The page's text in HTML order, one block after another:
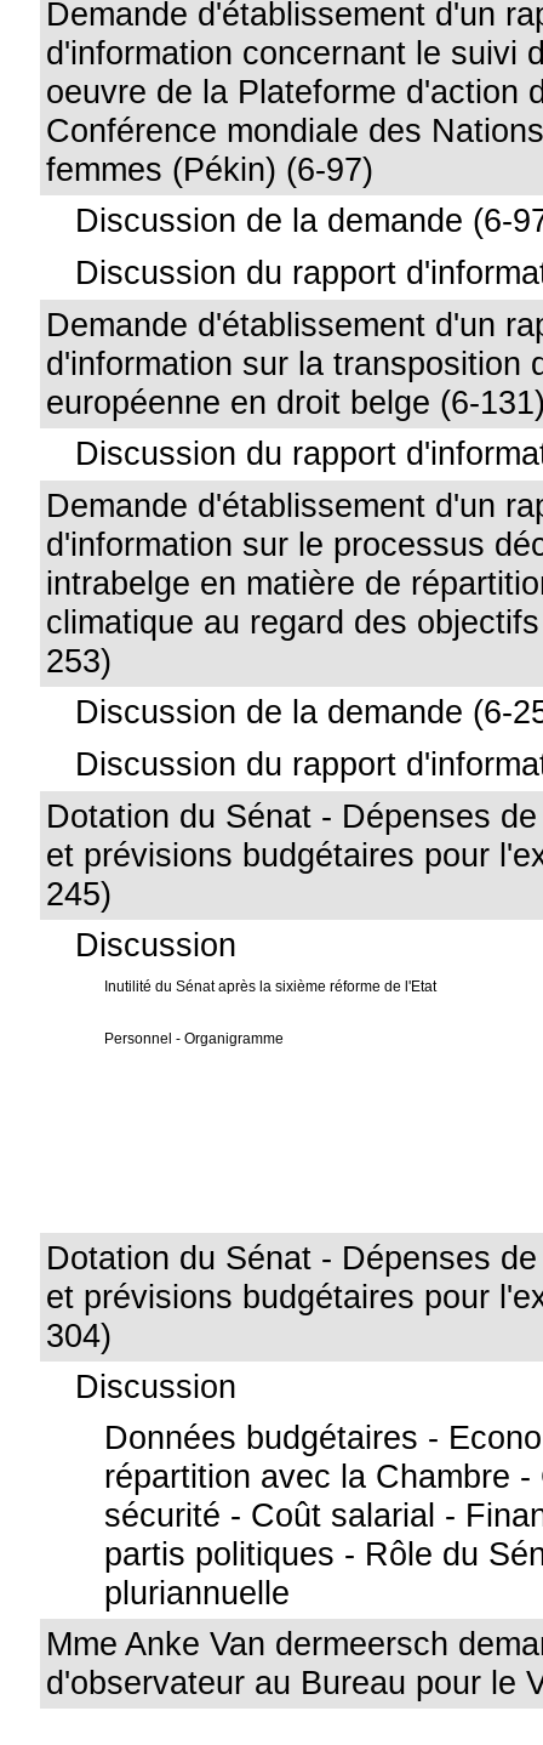
Demande d'établissement d'un
d'information concernant le suivi
oeuvre de la Plateforme d'action
Conférence mondiale des
femmes (Pékin) (6-97)
Discussion de la demande (6-
Discussion du rapport
Demande d'établissement d'un
d'information sur la transposition
européenne en droit belge (6-
Discussion du rapport
Demande d'établissement d'un
d'information sur le processus
intrabelge en matière de
climatique au regard des
253)
Discussion de la demande (6-
Discussion du rapport
Dotation du Sénat - Dépenses
et prévisions budgétaires pour
245)
Discussion
Inutilité du Sénat après la sixième réforme de l'Etat
Personnel - Organigramme
Dotation du Sénat - Dépenses
et prévisions budgétaires pour
304)
Discussion
Données budgétaires -
répartition avec la Chambre
sécurité - Coût salarial -
partis politiques - Rôle du
pluriannuelle
Mme Anke Van dermeersch
d'observateur au Bureau pour le